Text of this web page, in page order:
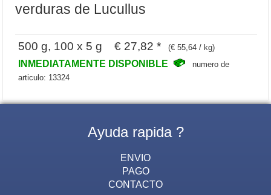
verduras de Lucullus
500 g, 100 x 5 g € 27,82 * (€ 55,64 / kg)
INMEDIATAMENTE DISPONIBLE
numero de
articulo: 13324
Ayuda rapida ?
ENVIO
PAGO
CONTACTO